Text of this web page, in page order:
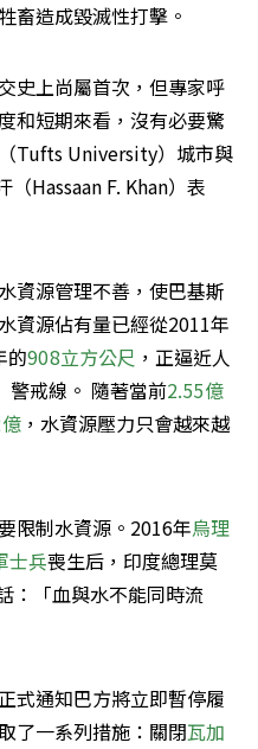
畜造成毀滅性打擊。
史上尚屬首次，但專家呼
和短期來看，沒有必要驚
Tufts University）城市與
Hassaan F. Khan）表
資源管理不善，使巴基斯
資源佔有量已經從2011年
的908立方公尺 ，正逼近人
警戒線。 隨著當前2.55億
，水資源壓力只會越來越
限制水資源。2016年烏理
士兵喪生后，印度總理莫
：「血與水不能同時流
式通知巴方將立即暫停履
了一系列措施：關閉瓦加